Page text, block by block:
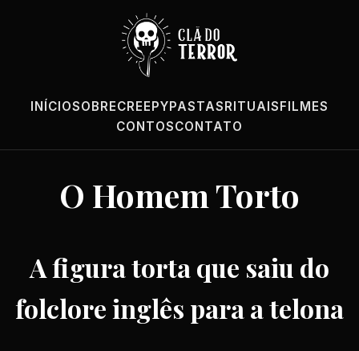
INÍCIOSOBRECREEPYPASTASRITUAISFILMES
CONTOSCONTATO
O Homem Torto
A figura torta que saiu do
folclore inglês para a telona